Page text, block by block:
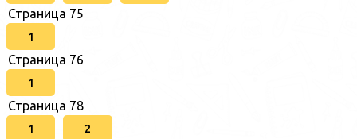
Страница 75
1
Страница 76
1
Страница 78
1 2